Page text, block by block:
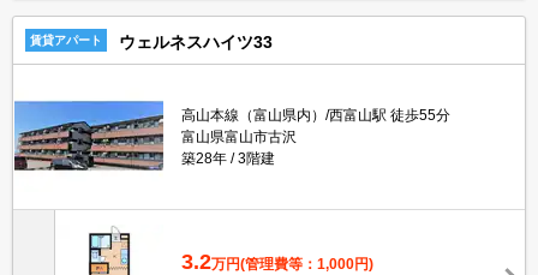
賃貸アパート ウェルネスハイツ33
高山本線（富山県内）/西富山駅 徒歩55分
富山県富山市古沢
築28年
3階建
3.2万円(管理費等：1,000円)